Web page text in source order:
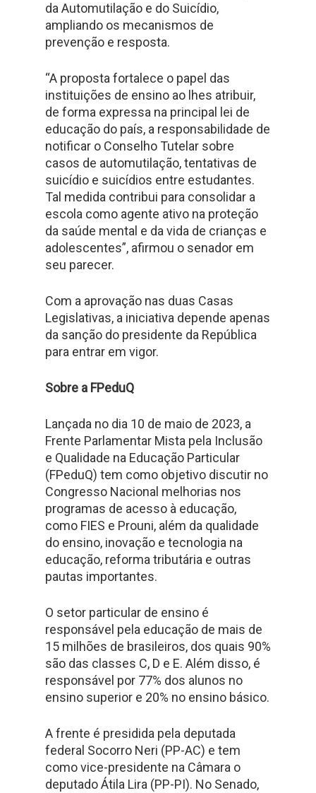
da Automutilação e do Suicídio,
ampliando os mecanismos de
prevenção e resposta.
“A proposta fortalece o papel das
instituições de ensino ao lhes atribuir,
de forma expressa na principal lei de
educação do país, a responsabilidade de
notificar o Conselho Tutelar sobre
casos de automutilação, tentativas de
suicídio e suicídios entre estudantes.
Tal medida contribui para consolidar a
escola como agente ativo na proteção
da saúde mental e da vida de crianças e
adolescentes”, afirmou o senador em
seu parecer.
Com a aprovação nas duas Casas
Legislativas, a iniciativa depende apenas
da sanção do presidente da República
para entrar em vigor.
Sobre a FPeduQ
Lançada no dia 10 de maio de 2023, a
Frente Parlamentar Mista pela Inclusão
e Qualidade na Educação Particular
(FPeduQ) tem como objetivo discutir no
Congresso Nacional melhorias nos
programas de acesso à educação,
como FIES e Prouni, além da qualidade
do ensino, inovação e tecnologia na
educação, reforma tributária e outras
pautas importantes.
O setor particular de ensino é
responsável pela educação de mais de
15 milhões de brasileiros, dos quais 90%
são das classes C, D e E. Além disso, é
responsável por 77% dos alunos no
ensino superior e 20% no ensino básico.
A frente é presidida pela deputada
federal Socorro Neri (PP-AC) e tem
como vice-presidente na Câmara o
deputado Átila Lira (PP-PI). No Senado,